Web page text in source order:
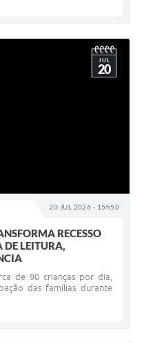
20 JUL 2026 - 15h50
JUL
20
RECESSO
DE LEITURA,
de 90 crianças por dia,
das famílias durante